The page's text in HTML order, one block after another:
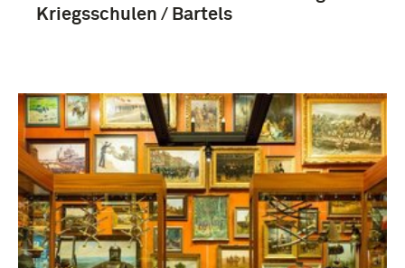
Kriegsschulen / Bartels